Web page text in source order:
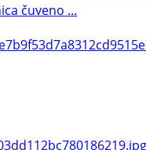
čuveno ...